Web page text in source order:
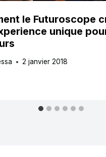
le Futuroscope
unique
2 janvier 2018